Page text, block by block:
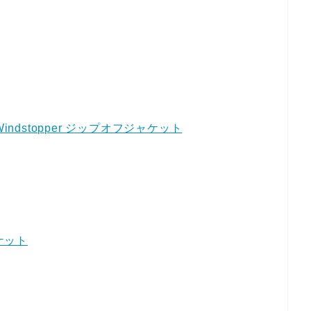
ジップオフジャケット
ト